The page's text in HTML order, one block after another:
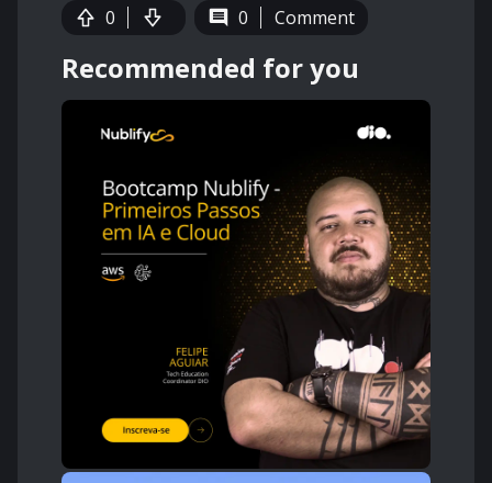
0 0 Comment
Recommended for you